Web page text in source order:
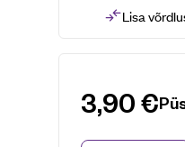
Lisa
3,90€